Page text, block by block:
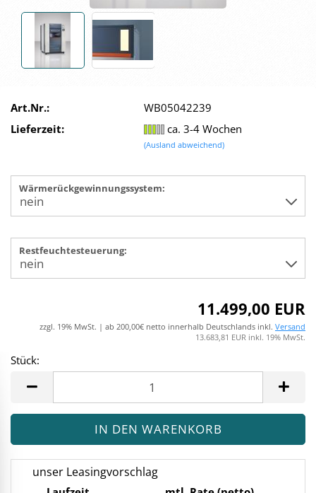
Art.Nr.:
WB05042239
Lieferzeit:
ca. 3-4 Wochen
(Ausland abweichend)
Wärmerückgewinnungssystem:
Restfeuchtesteuerung:
11.499,00 EUR
zzgl. 19% MwSt. | ab 200,00€ netto innerhalb Deutschlands inkl. Versand
13.683,81 EUR inkl. 19% MwSt.
Stück:
unser Leasingvorschlag